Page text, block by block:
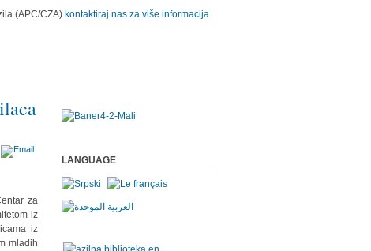
(APC/CZA) kontaktiraj nas za više informacija.
za
iz
iz
mladih
LANGUAGE